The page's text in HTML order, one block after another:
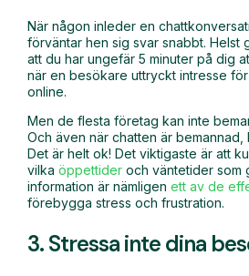
När någon inleder en
förväntar hen sig svar snabbt. Helst
att du har ungefär 5 minuter på dig
när en besökare uttryckt intresse
online.
Men de flesta företag kan inte
Och även när chatten är
Det är helt ok! Det viktigaste är att
vilka öppettider och väntetider som
information är nämligen ett av de
förebygga stress och frustration.
3. Stressa inte dina